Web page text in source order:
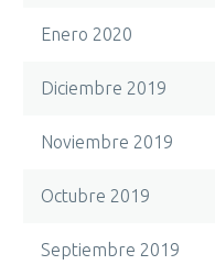
Enero 2020
Diciembre 2019
Noviembre 2019
Octubre 2019
Septiembre 2019